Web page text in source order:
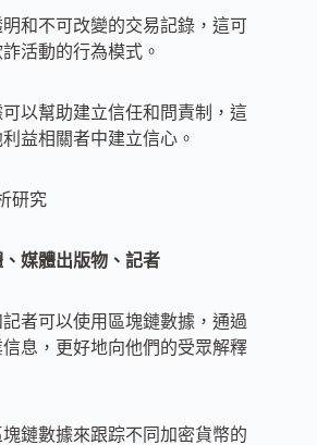
和不可改變的交易記錄，這可
活動的行為模式。
以幫助建立信任和問責制，這
益相關者中建立信心。
研究
媒體出版物、記者
者可以使用區塊鏈數據，通過
息，更好地向他們的受眾解釋
鏈數據來跟踪不同加密貨幣的